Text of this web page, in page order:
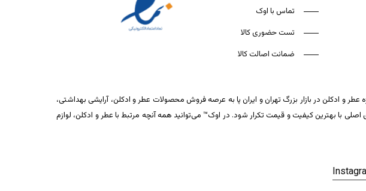
تماس با اوک
تست حضوری کالا
ضمانت اصالت کالا
و ادکلن در بازار بزرگ تهران و ایران پا به عرصه فروش محصولات عطر و ادکلن، آرایشی بهداشتی،
با بهترین کیفیت و قیمت تکرار شود. در اوک™ می‌توانید همه آنچه مرتبط با عطر و ادکلن، لوازم